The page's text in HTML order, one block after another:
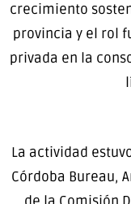
crecimiento
provincia y el rol
privada en la
La actividad
Córdoba Bureau,